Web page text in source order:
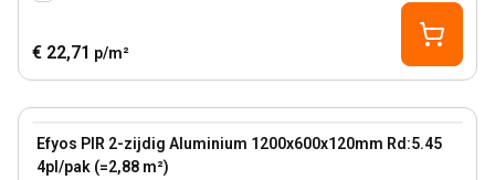
€ 22,71 p/m²
Efyos PIR 2-zijdig Aluminium 1200x600x120mm Rd:5.45
4pl/pak (=2,88 m²)
View product